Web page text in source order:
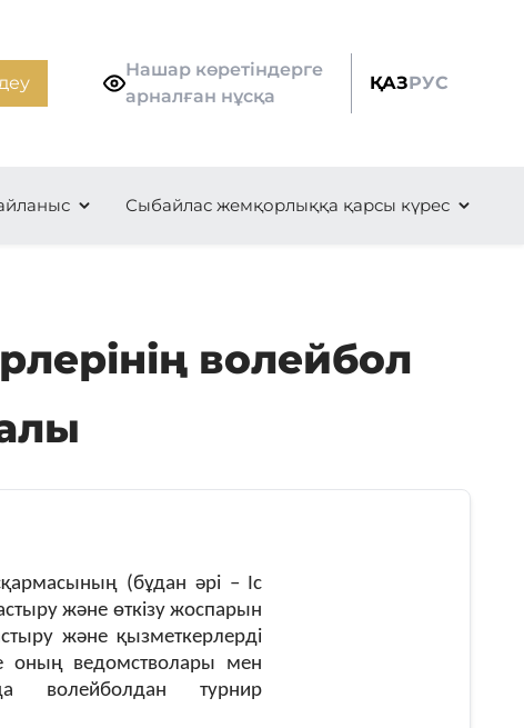
Нашар көретіндерге
арналған нұсқа
ҚАЗРУС
Сыбайлас жемқорлыққа қарсы күрес
волейбол
(бұдан әрі – Іс
және өткізу жоспарын
және қызметкерлерді
оның ведомстволары мен
волейболдан турнир